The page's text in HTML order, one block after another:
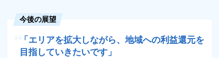
今後の展望
「エリアを拡大しながら、地域への利益還元を
目指していきたいです」